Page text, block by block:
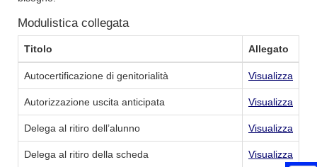
Modulistica collegata
Titolo Allegato
Autocertificazione di genitorialità Visualizza
Autorizzazione uscita anticipata Visualizza
Delega al ritiro dell’alunno Visualizza
Delega al ritiro della scheda Visualizza